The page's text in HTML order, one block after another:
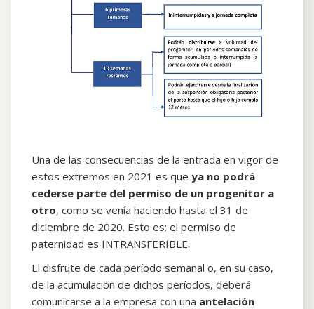
Una de las consecuencias de la entrada en vigor de
estos extremos en 2021 es que ya no podrá
cederse parte del permiso de un progenitor a
otro, como se venía haciendo hasta el 31 de
diciembre de 2020. Esto es: el permiso de
paternidad es INTRANSFERIBLE.
El disfrute de cada período semanal o, en su caso,
de la acumulación de dichos períodos, deberá
comunicarse a la empresa con una antelación